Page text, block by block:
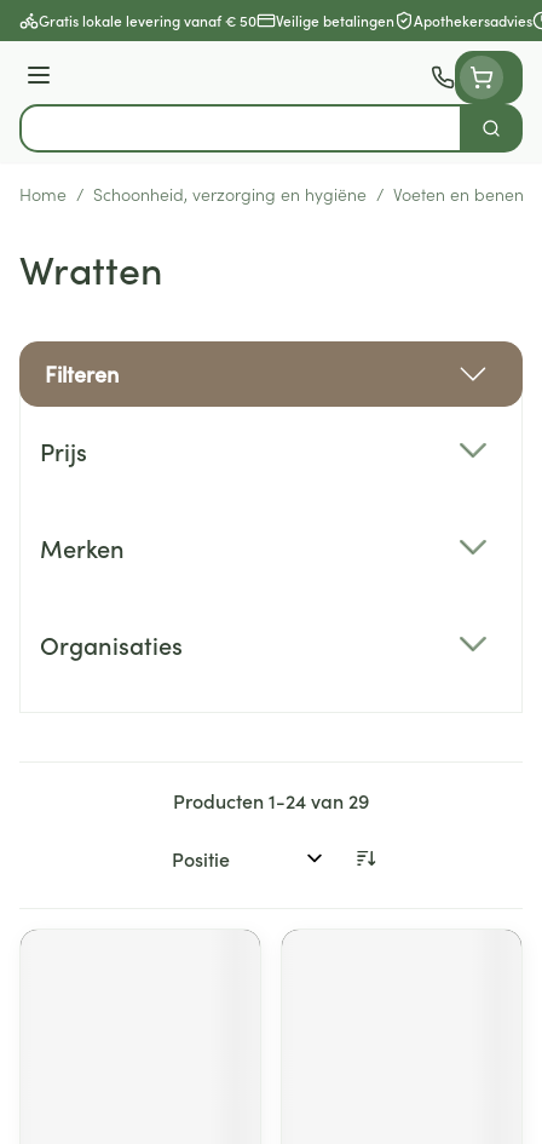
Ga naar de inhoud
Gratis lokale levering vanaf € 50 Veilige betalingen Apothekersadvies
Menu
Product, merk, categorie...
Zoek
Home / Schoonheid, verzorging en hygiëne / Voeten en benen
Wratten
Filteren
Prijs
Merken
Organisaties
Producten1-24van 29
Sorteer op: